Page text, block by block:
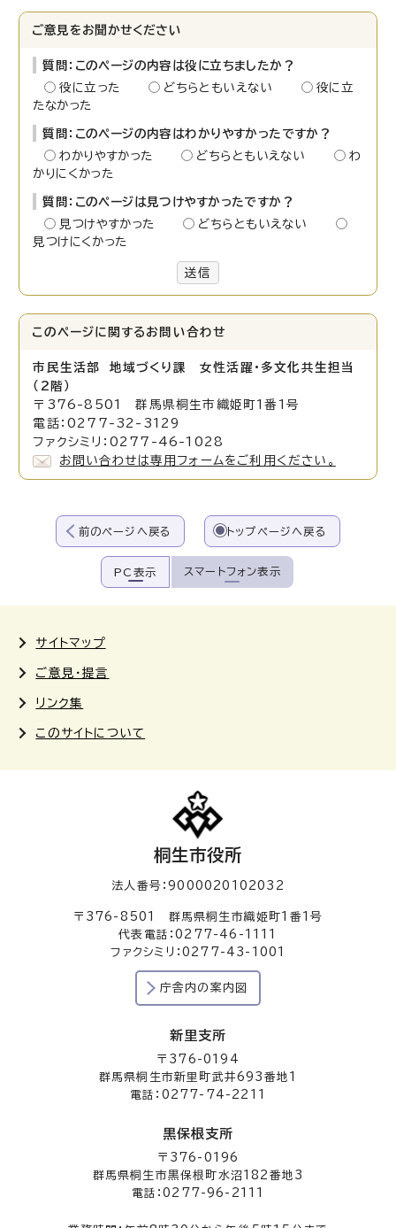
ご意見をお聞かせください
質問：このページの内容は役に立ちましたか？
役に立った
どちらともいえない
役に立
たなかった
質問：このページの内容はわかりやすかったですか？
わかりやすかった
どちらともいえない
わ
かりにくかった
質問：このページは見つけやすかったですか？
見つけやすかった
どちらともいえない
見つけにくかった
送信
このページに関する お問い合わせ
市民生活部 地域づくり課 女性活躍・多文化共生担当
（2階）
〒376-8501 群馬県桐生市織姫町1番1号
電話：0277-32-3129
ファクシミリ：0277-46-1028
お問い合わせは専用フォームをご利用ください。
前のページへ戻る トップページへ戻る
PC表示 スマートフォン表示
サイトマップ
ご意見・提言
リンク集
このサイトについて
桐生市役所
法人番号：9000020102032
〒376-8501 群馬県桐生市織姫町1番1号
代表電話：0277-46-1111
ファクシミリ：0277-43-1001
庁舎内の案内図
新里支所
〒376-0194
群馬県桐生市新里町武井693番地1
電話：0277-74-2211
黒保根支所
〒376-0196
群馬県桐生市黒保根町水沼182番地3
電話：0277-96-2111